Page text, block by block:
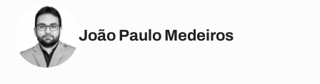
João Paulo Medeiros